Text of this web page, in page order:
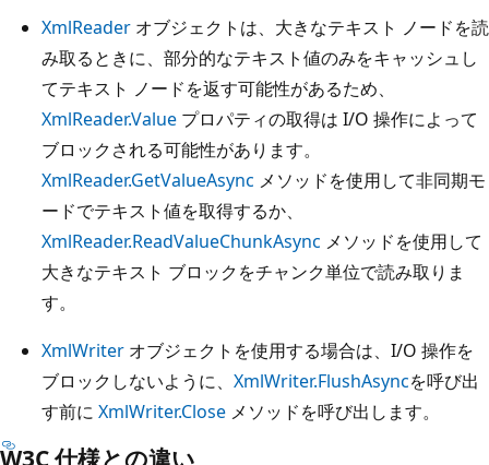
XmlReader オブジェクトは、大きなテキスト ノードを読
み取るときに、部分的なテキスト値のみをキャッシュし
てテキスト ノードを返す可能性があるため、
XmlReader.Value プロパティの取得は I/O 操作によって
ブロックされる可能性があります。
XmlReader.GetValueAsync メソッドを使用して非同期モ
ードでテキスト値を取得するか、
XmlReader.ReadValueChunkAsync メソッドを使用して
大きなテキスト ブロックをチャンク単位で読み取りま
す。
XmlWriter オブジェクトを使用する場合は、I/O 操作を
ブロックしないように、 XmlWriter.FlushAsyncを呼び出
す前に XmlWriter.Close メソッドを呼び出します。
W3C 仕様との違い